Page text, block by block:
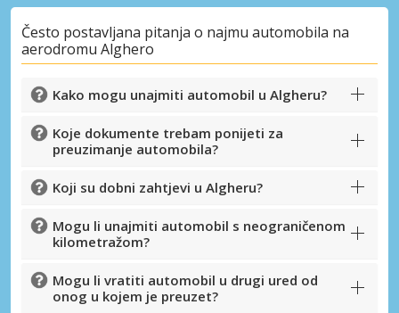
Često postavljana pitanja o najmu automobila na
aerodromu Alghero
Kako mogu unajmiti automobil u Algheru?
Koje dokumente trebam ponijeti za
preuzimanje automobila?
Koji su dobni zahtjevi u Algheru?
Mogu li unajmiti automobil s neograničenom
kilometražom?
Mogu li vratiti automobil u drugi ured od
onog u kojem je preuzet?